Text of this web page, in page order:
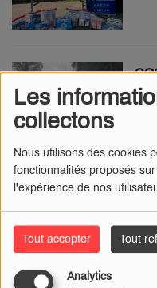
Les
collectons
Nous utilisons des cookies
fonctionnalités proposés
l'expérience de nos
Tout accepter Tout
Analytics